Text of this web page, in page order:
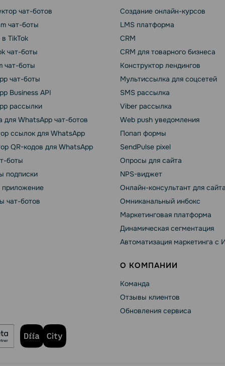
чат-ботов
чат-боты
TikTok
чат-боты
чат-боты
чат-боты
Business API
рассылки
для WhatsApp чат-ботов
ссылок для WhatsApp
QR-кодов для WhatsApp
боты
подписки
приложение
чат-ботов
Создание онлайн-курсов
LMS платформа
CRM
CRM для товарного бизнеса
Конструктор лендингов
Мультиссылка для соцсетей
SMS рассылка
Viber рассылка
Web push уведомления
Попап формы
SendPulse pixel
Опросы для сайта
NPS-виджет
Онлайн-консультант для
Омниканальный инбокс
Маркетинговая платформа
Динамическая сегментация
Автоматизация маркетинга с
О КОМПАНИИ
Команда
Отзывы клиентов
Обновления сервиса